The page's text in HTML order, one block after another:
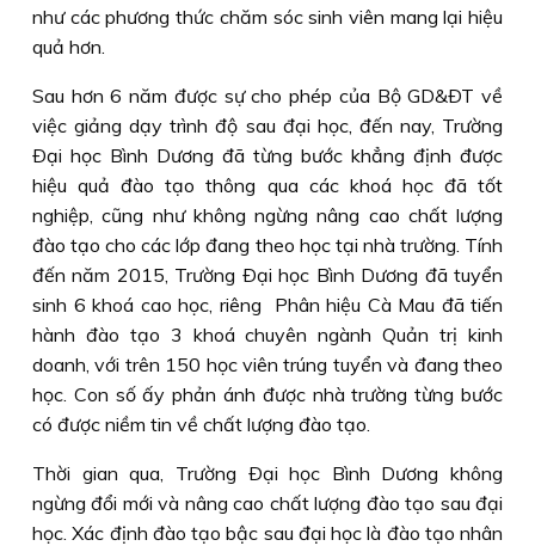
như các phương thức chăm sóc sinh viên mang lại hiệu
quả hơn.
Sau hơn 6 năm được sự cho phép của Bộ GD&ÐT về
việc giảng dạy trình độ sau đại học, đến nay, Trường
Ðại học Bình Dương đã từng bước khẳng định được
hiệu quả đào tạo thông qua các khoá học đã tốt
nghiệp, cũng như không ngừng nâng cao chất lượng
đào tạo cho các lớp đang theo học tại nhà trường. Tính
đến năm 2015, Trường Ðại học Bình Dương đã tuyển
sinh 6 khoá cao học, riêng Phân hiệu Cà Mau đã tiến
hành đào tạo 3 khoá chuyên ngành Quản trị kinh
doanh, với trên 150 học viên trúng tuyển và đang theo
học. Con số ấy phản ánh được nhà trường từng bước
có được niềm tin về chất lượng đào tạo.
Thời gian qua, Trường Ðại học Bình Dương không
ngừng đổi mới và nâng cao chất lượng đào tạo sau đại
học. Xác định đào tạo bậc sau đại học là đào tạo nhân